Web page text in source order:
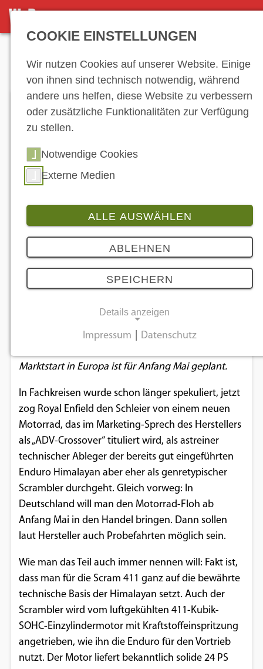
DETAILSEITE
Eine leicht gestrippte Himalayan mit kleinerem
Vorderrad – so könnte man die neue Scram 411
soll sie im Handel stehen. (© Royal Enfield)
4 Bilder
Royal Enfield enthüllt Himalayan-
Ableger Scram 411
15.03.2022
Der erste Scrambler der Inder kommt mit der
Marktstart in Europa ist für Anfang Mai geplant.
In Fachkreisen wurde schon länger spekuliert, jetzt
zog Royal Enfield den Schleier von einem neuen
Motorrad, das im Marketing-Sprech des Herstellers
als „ADV-Crossover“ tituliert wird, als astreiner
technischer Ableger der bereits gut eingeführten
Enduro Himalayan aber eher als genretypischer
Scrambler durchgeht. Gleich vorweg: In
Deutschland will man den Motorrad-Floh ab
Anfang Mai in den Handel bringen. Dann sollen
laut Hersteller auch Probefahrten möglich sein.
Wie man das Teil auch immer nennen will: Fakt ist,
dass man für die Scram 411 ganz auf die bewährte
technische Basis der Himalayan setzt. Auch der
Scrambler wird vom luftgekühlten 411-Kubik-
SOHC-Einzylindermotor mit Kraftstoffeinspritzung
angetrieben, wie ihn die Enduro für den Vortrieb
nutzt. Der Motor liefert bekanntlich solide 24 PS
COOKIE EINSTELLUNGEN
Wir nutzen Cookies auf unserer Website. Einige
von ihnen sind technisch notwendig, während
andere uns helfen, diese Website zu verbessern
oder zusätzliche Funktionalitäten zur Verfügung
zu stellen.
Notwendige Cookies
Externe Medien
ALLE AUSWÄHLEN
ABLEHNEN
SPEICHERN
Details anzeigen
Notwendige Cookies ermöglichen
einwandfreie Funktion der Website
erforderlich.
Name:
cookie_consent
Dieser Cookie speichert die ausgewählten
Einverständnis-Optionen des Benutzers
Cookie Laufzeit:
1 Jahr
EXTERNE MEDIEN
Um Inhalte von Videoplattformen und
Impressum Datenschutz